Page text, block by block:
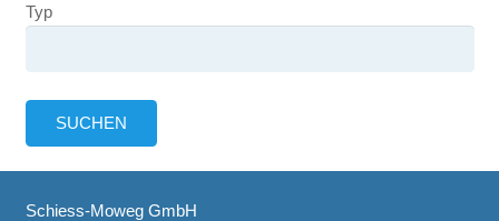
Typ
Schiess-Moweg GmbH